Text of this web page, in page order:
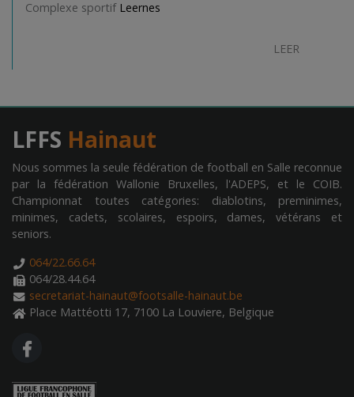
Complexe sportif Leernes
LEER
LFFS Hainaut
Nous sommes la seule fédération de football en Salle reconnue
par la fédération Wallonie Bruxelles, l'ADEPS, et le COIB.
Championnat toutes catégories: diablotins, preminimes,
minimes, cadets, scolaires, espoirs, dames, vétérans et
seniors.
064/22.66.64
064/28.44.64
secretariat-hainaut@footsalle-hainaut.be
Place Mattéotti 17, 7100 La Louviere, Belgique
FA FACEBOOK F